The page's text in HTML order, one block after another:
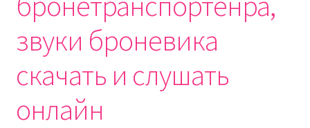
звуки броневика
скачать и слушать
онлайн